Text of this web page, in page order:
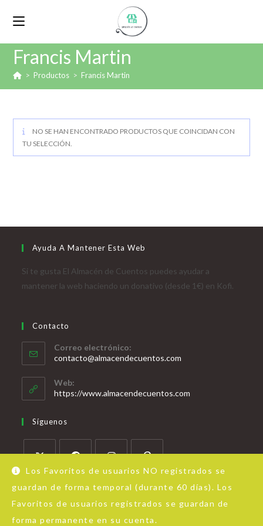
Los Favoritos de usuarios NO registrados se
guardan de forma temporal (durante 60 días). Los
Favoritos de usuarios registrados se guardan de
forma permanente en su cuenta.
Francis Martin
> Productos > Francis Martin
NO SE HAN ENCONTRADO PRODUCTOS QUE COINCIDAN CON
TU SELECCIÓN.
Ayuda A Mantener Esta Web
Si te gusta El Almacén de Cuentos puedes ayudar a
mantener la web haciendo un donativo (desde 1€) en Kofi.
Contacto
Correo electrónico:
contacto@almacendecuentos.com
Web:
https://www.almacendecuentos.com
Síguenos
Acerca de Almacén de Cuentos Aviso Legal